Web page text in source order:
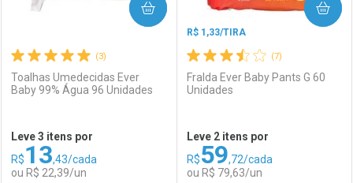
Comprar sem Desconto
Por R$ 242,70/cada
Comprar sem Desconto
Por R$ 242,70/cada
Comprar sem Desconto
Por R$ 18,99/cada
Comprar sem Desconto
Por R$ 18,99/cada
(3)
Toalhas Umedecidas Ever
Baby 99% Água 96 Unidades
Leve 3 itens por
R$13,43/cada
ou R$ 22,39/un
COMPRAR
(7)
R$ 1,33/TIRA
Fralda Ever Baby Pants G 60
Unidades
Leve 2 itens por
R$59,72/cada
ou R$ 79,63/un
COMPRAR